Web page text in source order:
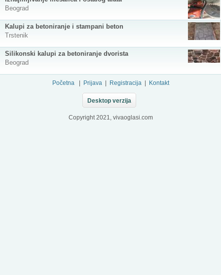
Beograd
Kalupi za betoniranje i stampani beton
Trstenik
Silikonski kalupi za betoniranje dvorista
Beograd
Početna Prijava Registracija Kontakt
Desktop verzija
Copyright 2021, vivaoglasi.com